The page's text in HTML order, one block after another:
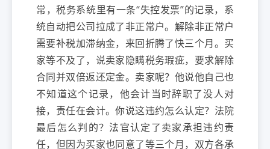
常，税务系统里有一条“失控发票”的记录，系
统自动把公司拉成了非正常户。解除非正常户
需要补税加滞纳金，来回折腾了快三个月。买
家等不及了，说卖家隐瞒税务瑕疵，要求解除
合同并双倍返还定金。卖家呢？他说他自己也
不知道这个记录，他会计当时辞职了没人对
接，责任在会计。你说这违约怎么认定？法院
最后怎么判的？法官认定了卖家承担违约责
任，但因为买家也同意了等三个月，双方各承